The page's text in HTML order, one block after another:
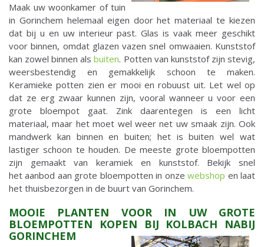
Maak uw woonkamer of tuin
in Gorinchem helemaal eigen door het materiaal te kiezen
dat bij u en uw interieur past. Glas is vaak meer geschikt
voor binnen, omdat glazen vazen snel omwaaien. Kunststof
kan zowel binnen alsbuiten. Potten van kunststof zijn stevig,
weersbestendig en gemakkelijk schoon te maken.
Keramieke potten zien er mooi en robuust uit. Let wel op
dat ze erg zwaar kunnen zijn, vooral wanneer u voor een
grote bloempot gaat. Zink daarentegen is een licht
materiaal, maar het moet wel weer net uw smaak zijn. Ook
mandwerk kan binnen en buiten; het is buiten wel wat
lastiger schoon te houden. De meeste grote bloempotten
zijn gemaakt van keramiek en kunststof. Bekijk snel
het aanbod aan grote bloempotten in onzewebshop en laat
het thuisbezorgen in de buurt van Gorinchem.
MOOIE PLANTEN VOOR IN UW GROTE
BLOEMPOTTEN KOPEN BIJ KOLBACH NABIJ
GORINCHEM